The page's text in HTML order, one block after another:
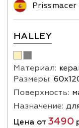
HALLEY
Материал:
Размеры:
Поверхность:
Назначение:
Цена от 3490